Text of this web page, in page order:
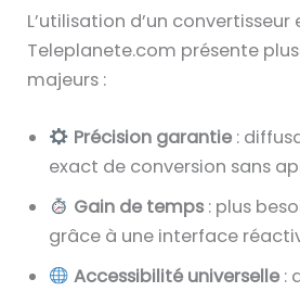
L’utilisation d’un
Teleplanete.com présente
majeurs :
Précision garantie:
exact de conversion sans
Gain de temps: plus
grâce à une interface
Accessibilité universelle: